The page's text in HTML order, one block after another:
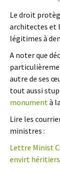
Le droit
architectes et
légitimes à
A noter que
autre de ses
tout aussi
monumentà
Lire les
ministres :
Lettre Minist
envirt